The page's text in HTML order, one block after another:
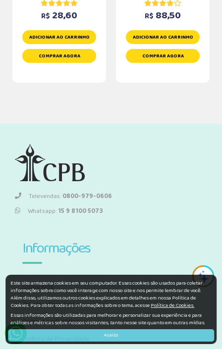
R$ 28,60
ADICIONAR AO CARRINHO
COMPRAR AGORA
R$ 88,50
ADICIONAR AO CARRINHO
COMPRAR AGORA
Televendas:0800-979-0606
Whatsapp:15 9 8100 5073
Informações
Sobre Nós
Trocas e Devoluções
Compras e Pedidos
Política de Privacidade
Este site armazena cookies em seu computador. Esses cookies são usados para coletar
informações sobre como você interage com nosso site e nos permite lembrar de você.
Além disso, utilizamos outros cookies explicados em detalhes em nossa Política de
Cookies. Para obter todas as informações sobre o tema, acessePolítica de Cookies.
Essas informações são utilizadas para melhorar e personalizar sua experiência e para
análises e métricas sobre nossos visitantes, tanto nesse site quanto em outras mídias.
Aceito